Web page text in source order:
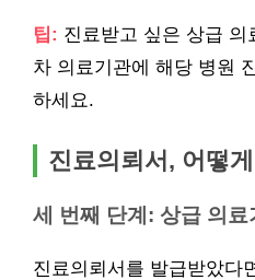
팁: 진료받고 싶은 상급
차 의료기관에 해당 병원
하세요.
진료의뢰서, 어떻
세 번째 단계: 상급 의
진료의뢰서를 발급받았다